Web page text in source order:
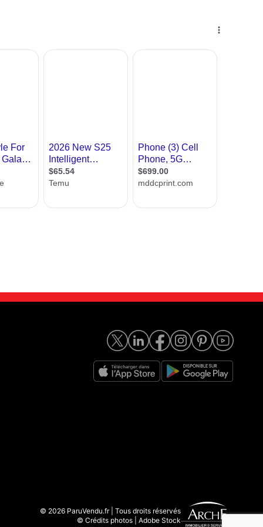
© 2026 ParuVendu.fr | Tous droits réservés
© Crédits photos | Adobe Stock